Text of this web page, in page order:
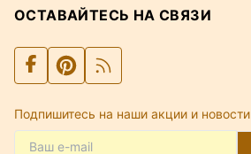
ОСТАВАЙТЕСЬ НА СВЯЗИ
Подпишитесь на наши акции и новости